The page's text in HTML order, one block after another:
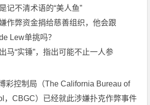
记不清术语的“美人鱼”
作弊资金捐给慈善组织，他会跟
Lew单挑吗？
马“实锤”，指出可能不止一人参
彩控制局（The California Bureau of
，CBGC）已经就此涉嫌扑克作弊事件